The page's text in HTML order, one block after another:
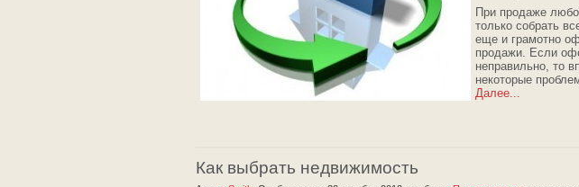
При продаже
только собрать
еще и грамотно
продажи. Если
неправильно, то
некоторые
Далее...
Как выбрать недвижимость